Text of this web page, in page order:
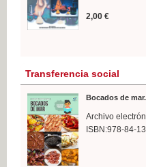
2,00 €
Transferencia social
Bocados de
Archivo
ISBN:978-84-